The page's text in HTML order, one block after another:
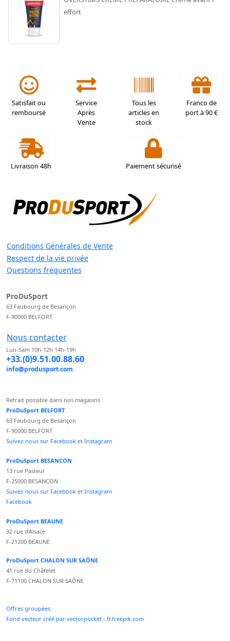
effort
Satisfait ou
remboursé
Service
Après
Vente
Tous les
articles en
stock
Franco de
port à 90 €
Livraison 48h Paiement sécurisé
Conditions Générales de Vente
Respect de la vie privée
Questions fréquentes
ProDuSport
63 Faubourg de Besançon
F-90000 BELFORT
Nous contacter
Lun-Sam 10h-12h 14h-19h
+33.(0)9.51.00.88.60
info@produsport.com
Retrait possible dans nos magasins :
ProDuSport BELFORT
63 Faubourg de Besançon
F-90000 BELFORT
Suivez-nous sur Facebook et Instagram
ProDuSport BESANCON
13 rue Pasteur
F-25000 BESANCON
Suivez-nous sur Facebook et Instagram
Facebook
ProDuSport BEAUNE
32 rue d'Alsace
F-21200 BEAUNE
ProDuSport CHALON SUR SAÔNE
41 rue du Châtelet
F-71100 CHALON SUR SAÔNE
Offres groupées
Fond vecteur créé par vectorpocket - fr.freepik.com